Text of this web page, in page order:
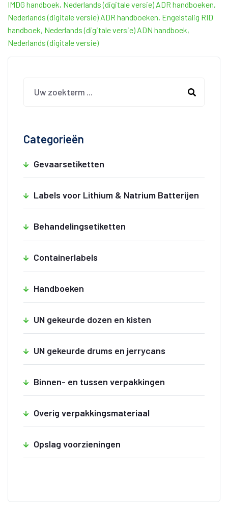
IMDG handboek, Nederlands (digitale versie) ADR handboeken,
Nederlands (digitale versie) ADR handboeken, Engelstalig RID
handboek, Nederlands (digitale versie) ADN handboek,
Nederlands (digitale versie)
Categorieën
Gevaarsetiketten
Labels voor Lithium & Natrium Batterijen
Behandelingsetiketten
Containerlabels
Handboeken
UN gekeurde dozen en kisten
UN gekeurde drums en jerrycans
Binnen- en tussen verpakkingen
Overig verpakkingsmateriaal
Opslag voorzieningen